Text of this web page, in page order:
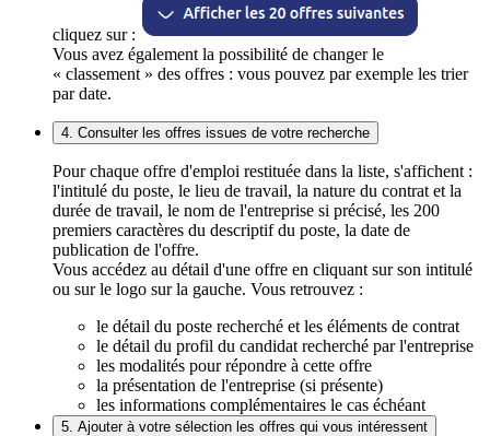
cliquez sur :
Vous avez également la possibilité de changer le
« classement » des offres : vous pouvez par exemple les trier
par date.
4. Consulter les offres issues de votre recherche
Pour chaque offre d'emploi restituée dans la liste, s'affichent :
l'intitulé du poste, le lieu de travail, la nature du contrat et la
durée de travail, le nom de l'entreprise si précisé, les 200
premiers caractères du descriptif du poste, la date de
publication de l'offre.
Vous accédez au détail d'une offre en cliquant sur son intitulé
ou sur le logo sur la gauche. Vous retrouvez :
le détail du poste recherché et les éléments de contrat
le détail du profil du candidat recherché par l'entreprise
les modalités pour répondre à cette offre
la présentation de l'entreprise (si présente)
les informations complémentaires le cas échéant
5. Ajouter à votre sélection les offres qui vous intéressent